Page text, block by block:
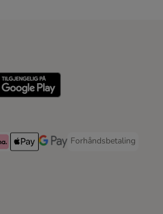
MethodMethod
Payment Method
Apple Pay Payment Method
Google Pay Payment Method
Forhåndsbetaling
Forhåndsbetaling